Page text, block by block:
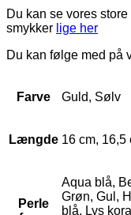
Du kan se vores
smykker lige her
Du kan følge med på
Farve Guld, Sølv
Længde 16 cm, 16,5
Perle
Aqua blå,
Grøn, Gul,
blå, Lys